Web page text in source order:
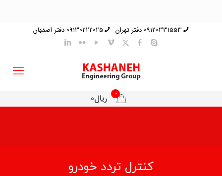
09120331553 دفتر تهران 09130222025 دفتر اصفهان
0 ریال0
کنترل تردد خودرو